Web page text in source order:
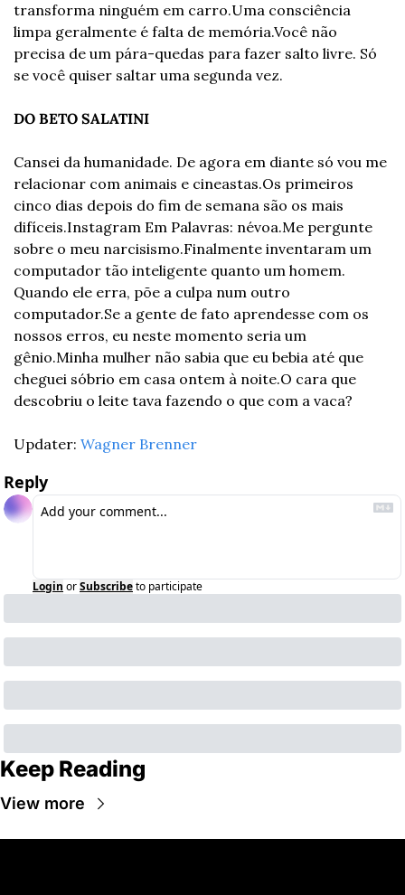
transforma ninguém em carro.Uma consciência
limpa geralmente é falta de memória.Você não
precisa de um pára-quedas para fazer salto livre. Só
se você quiser saltar uma segunda vez.
DO BETO SALATINI
Cansei da humanidade. De agora em diante só vou me
relacionar com animais e cineastas.Os primeiros
cinco dias depois do fim de semana são os mais
difíceis.Instagram Em Palavras: névoa.Me pergunte
sobre o meu narcisismo.Finalmente inventaram um
computador tão inteligente quanto um homem.
Quando ele erra, põe a culpa num outro
computador.Se a gente de fato aprendesse com os
nossos erros, eu neste momento seria um
gênio.Minha mulher não sabia que eu bebia até que
cheguei sóbrio em casa ontem à noite.O cara que
descobriu o leite tava fazendo o que com a vaca?
Updater: Wagner Brenner
Reply
Login orSubscribeto participate
Keep Reading
View more